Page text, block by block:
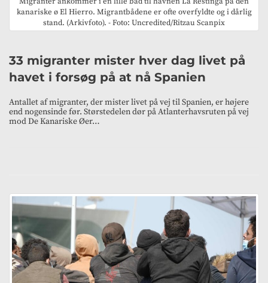
kanariske ø El Hierro. Migrantbådene er ofte overfyldte og i dårlig
stand. (Arkivfoto). - Foto: Uncredited/Ritzau Scanpix
33 migranter mister hver dag livet på
havet i forsøg på at nå Spanien
Antallet af migranter, der mister livet på vej til Spanien, er højere
end nogensinde før. Størstedelen dør på Atlanterhavsruten på vej
mod De Kanariske Øer…